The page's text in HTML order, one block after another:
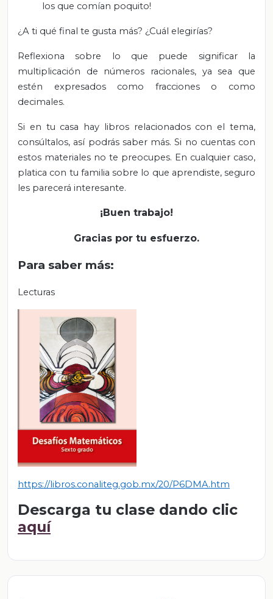
los que comían poquito!
¿A ti qué final te gusta más? ¿Cuál elegirías?
Reflexiona sobre lo que puede significar la
multiplicación de números racionales, ya sea que
estén expresados como fracciones o como
decimales.
Si en tu casa hay libros relacionados con el tema,
consúltalos, así podrás saber más. Si no cuentas con
estos materiales no te preocupes. En cualquier caso,
platica con tu familia sobre lo que aprendiste, seguro
les parecerá interesante.
¡Buen trabajo!
Gracias por tu esfuerzo.
Para saber más:
Lecturas
https://libros.conaliteg.gob.mx/20/P6DMA.htm
Descarga tu clase dando clic
aquí